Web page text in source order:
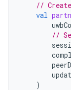
//
val
//
)